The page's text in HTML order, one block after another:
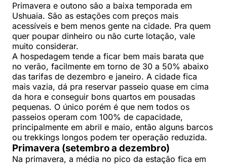
Primavera e outono são a baixa temporada em
Ushuaia. São as estações com preços mais
acessíveis e bem menos gente na cidade. Pra quem
quer poupar dinheiro ou não curte lotação, vale
muito considerar.
A hospedagem tende a ficar bem mais barata que
no verão, facilmente em torno de 30 a 50% abaixo
das tarifas de dezembro e janeiro. A cidade fica
mais vazia, dá pra reservar passeio quase em cima
da hora e conseguir bons quartos em pousadas
pequenas. O único porém é que nem todos os
passeios operam com 100% de capacidade,
principalmente em abril e maio, então alguns barcos
ou trekkings longos podem ter operação reduzida.
Primavera (setembro a dezembro)
Na primavera, a média no pico da estação fica em